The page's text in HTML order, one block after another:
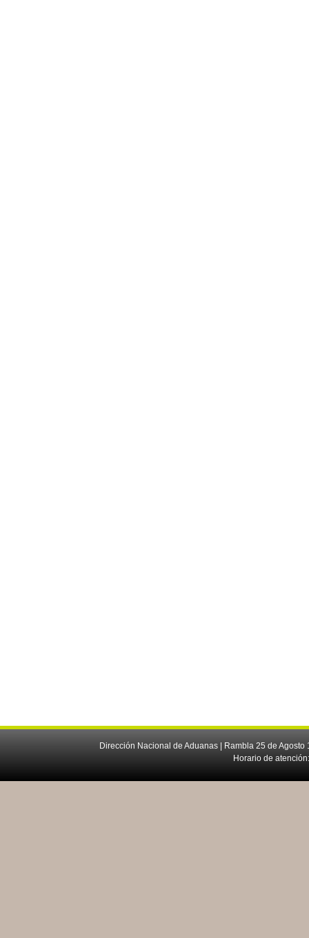
Dirección Nacional de Aduanas | Rambla 25 de
Horario de